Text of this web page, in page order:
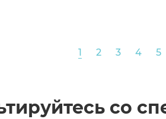
1 2 3 4 5
со